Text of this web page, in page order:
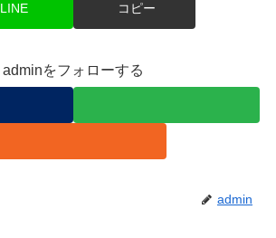
LINE コピー
adminをフォローする
admin